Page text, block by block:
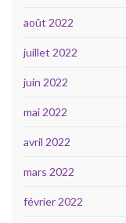
août 2022
juillet 2022
juin 2022
mai 2022
avril 2022
mars 2022
février 2022